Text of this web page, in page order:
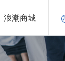
浪潮商城